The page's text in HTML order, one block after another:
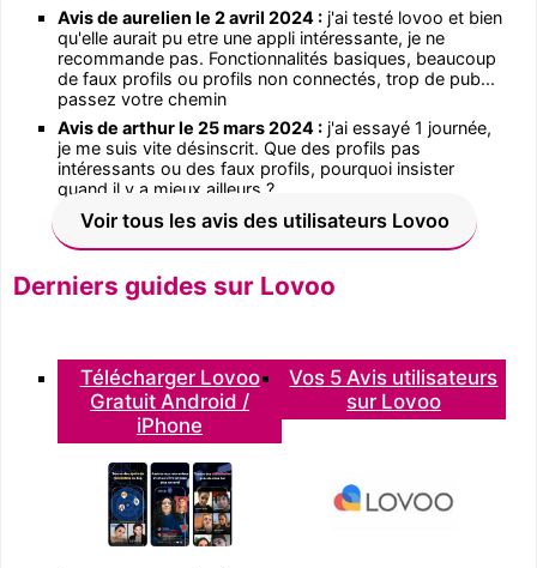
Avis de aurelien le 2 avril 2024 : j'ai testé lovoo et bien
qu'elle aurait pu etre une appli intéressante, je ne
recommande pas. Fonctionnalités basiques, beaucoup
de faux profils ou profils non connectés, trop de pub...
passez votre chemin
Avis de arthur le 25 mars 2024 : j'ai essayé 1 journée,
je me suis vite désinscrit. Que des profils pas
intéressants ou des faux profils, pourquoi insister
quand il y a mieux ailleurs ?
Voir tous les avis des utilisateurs Lovoo
Derniers guides sur Lovoo
Télécharger Lovoo
Gratuit Android /
iPhone
Vos 5 Avis utilisateurs
sur Lovoo